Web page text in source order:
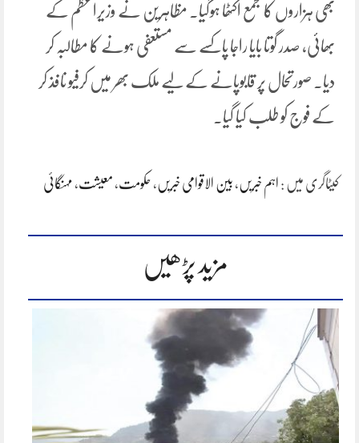
بھی ہزاروں کا مجمع اکٹھا ہوگیا۔ مظاہرین نے وزیراعظم کے
بھائی، صدر گوتا بایا راجا پاکسے سے مستعفی ہونے کا مطالبہ کر
دیا۔ صورتحال پر قابوپانے کے لیے ملک بھر میں کرفیو نافذ کر
کے فوج کو طلب کیا گیا۔
کیٹاگری میں : اہم خبریں، بین الاقوامی خبریں، حکومت، معیشت، مہنگائی
مزید پڑھیں